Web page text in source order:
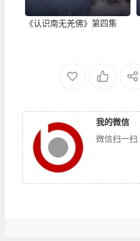
《认识南无羌佛》第四集
我的微信
微信扫一扫